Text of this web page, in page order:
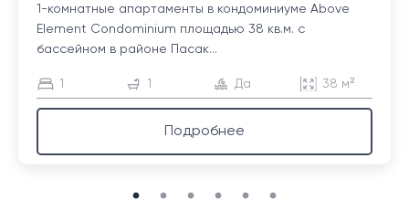
1-комнатные апартаменты в кондоминиуме Above
Element Condominium площадью 38 кв.м. с
бассейном в районе Пасак...
1 1 Да 38 м²
Подробнее